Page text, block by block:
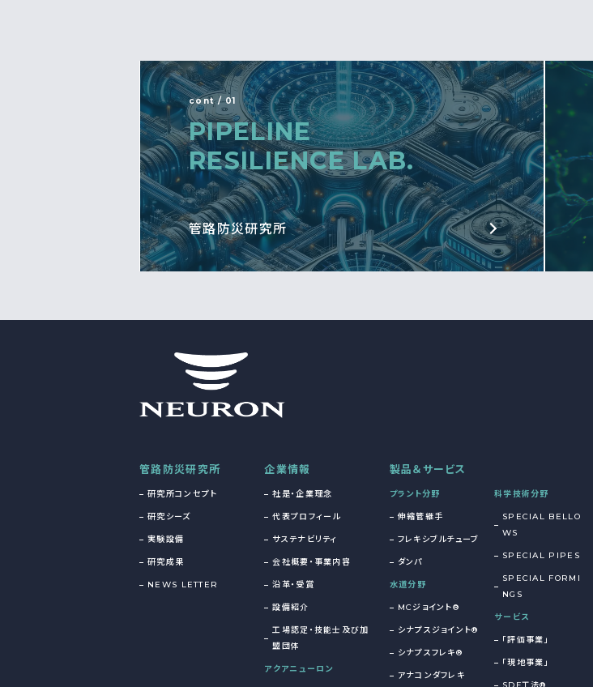
cont / 01
PIPELINE
RESILIENCE LAB.
管路防災研究所
管路防災研究所
研究所コンセプト
研究シーズ
実験設備
研究成果
NEWS LETTER
企業情報
社是・企業理念
代表プロフィール
サステナビリティ
会社概要・事業内容
沿革・受賞
設備紹介
工場認定・技能士及び加
盟団体
アクアニューロン
製品＆サービス
プラント分野
伸縮管継手
フレキシブルチューブ
ダンパ
水道分野
MCジョイント®
シナプスジョイント®
シナプスフレキ®
アナコンダフレキ
科学技術分野
SPECIAL BELLO
WS
SPECIAL PIPES
SPECIAL FORMI
NGS
サービス
「評価事業」
「現地事業」